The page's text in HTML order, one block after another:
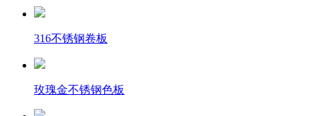
316不锈钢卷板
玫瑰金不锈钢色板